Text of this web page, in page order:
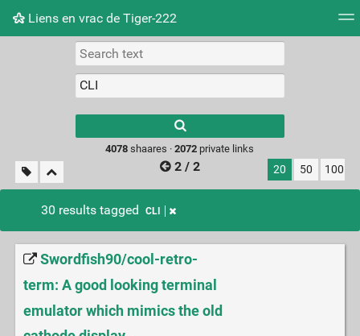
Liens en vrac de Tiger-222
Picture wall
results.
4078 shaares ·2072 private links
2 / 2 20 50 100
30 results tagged CLI
Swordfish90/cool-retro-
term: A good looking terminal
emulator which mimics the old